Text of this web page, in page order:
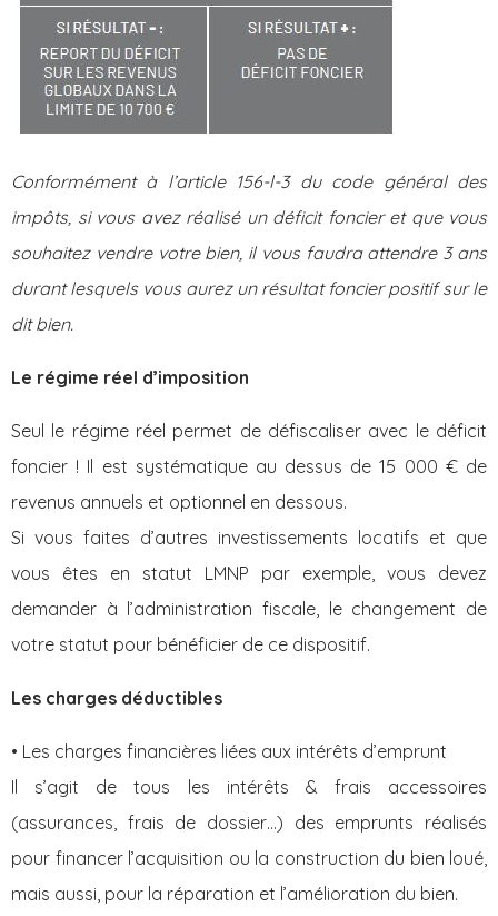
Conformément à l’article 156-l-3 du code général des
impôts, si vous avez réalisé un déficit foncier et que vous
souhaitez vendre votre bien, il vous faudra attendre 3 ans
durant lesquels vous aurez un résultat foncier positif sur le
dit bien.
Le régime réel d’imposition
Seul le régime réel permet de défiscaliser avec le déficit
foncier ! Il est systématique au dessus de 15 000 € de
revenus annuels et optionnel en dessous.
Si vous faites d’autres investissements locatifs et que
vous êtes en statut LMNP par exemple, vous devez
demander à l’administration fiscale, le changement de
votre statut pour bénéficier de ce dispositif.
Les charges déductibles
• Les charges financières liées aux intérêts d’emprunt
Il s’agit de tous les intérêts & frais accessoires
(assurances, frais de dossier…) des emprunts réalisés
pour financer l’acquisition ou la construction du bien loué,
mais aussi, pour la réparation et l’amélioration du bien.